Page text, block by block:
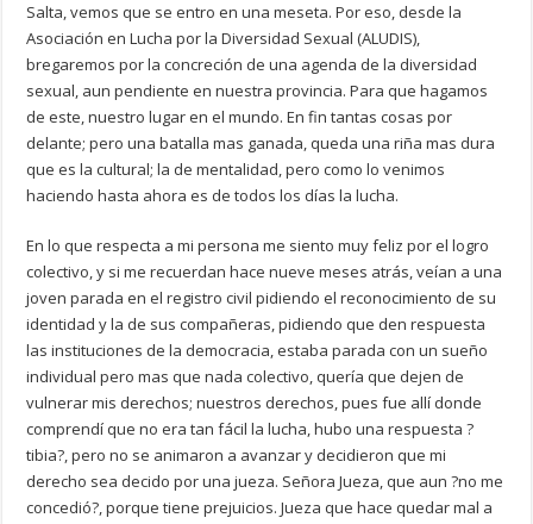
Salta, vemos que se entro en una meseta. Por eso, desde la
Asociación en Lucha por la Diversidad Sexual (ALUDIS),
bregaremos por la concreción de una agenda de la diversidad
sexual, aun pendiente en nuestra provincia. Para que hagamos
de este, nuestro lugar en el mundo. En fin tantas cosas por
delante; pero una batalla mas ganada, queda una riña mas dura
que es la cultural; la de mentalidad, pero como lo venimos
haciendo hasta ahora es de todos los días la lucha.
En lo que respecta a mi persona me siento muy feliz por el logro
colectivo, y si me recuerdan hace nueve meses atrás, veían a una
joven parada en el registro civil pidiendo el reconocimiento de su
identidad y la de sus compañeras, pidiendo que den respuesta
las instituciones de la democracia, estaba parada con un sueño
individual pero mas que nada colectivo, quería que dejen de
vulnerar mis derechos; nuestros derechos, pues fue allí donde
comprendí que no era tan fácil la lucha, hubo una respuesta ?
tibia?, pero no se animaron a avanzar y decidieron que mi
derecho sea decido por una jueza. Señora Jueza, que aun ?no me
concedió?, porque tiene prejuicios. Jueza que hace quedar mal a